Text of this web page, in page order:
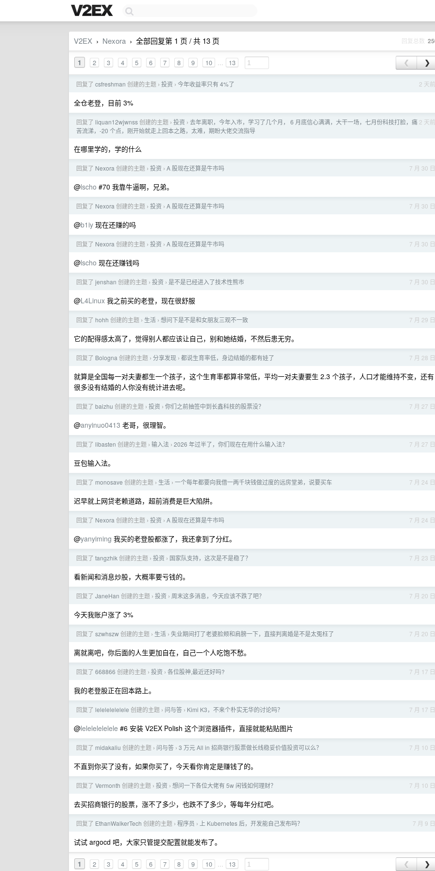
V2EX › Nexora › 全部回复第 1 页 / 共 13 页 回复总数
1 2 3 4 5 6 7 8 9 10 ... 13 ❮ ❯
2 天前
回复了 csfreshman 创建的主题 › 投资 › 今年收益率只有 4%了
全仓老登，目前 3%
2 天前
回复了 liquan12wjwnss创建的主题 › 投资 › 去年离职，今年入市，学习了几个月， 6 月底信心满满，大干一场，七月份科技打脸，痛
苦流涕，-20 个点，刚开始就走上回本之路，太难，期盼大佬交流指导
在哪里学的，学的什么
7 月 30 日
回复了 Nexora 创建的主题 › 投资 › A 股现在还算是牛市吗
@lscho #70 我靠牛逼啊，兄弟。
7 月 30 日
回复了 Nexora 创建的主题 › 投资 › A 股现在还算是牛市吗
@b1iy 现在还赚的吗
7 月 30 日
回复了 Nexora 创建的主题 › 投资 › A 股现在还算是牛市吗
@lscho 现在还赚钱吗
7 月 30 日
回复了 jenshan 创建的主题 › 投资 › 是不是已经进入了技术性熊市
@L4Linux 我之前买的老登，现在很舒服
7 月 29 日
回复了 hohh 创建的主题 › 生活 › 想问下是不是和女朋友三观不一致
它的配得感太高了，觉得别人都应该让自己，别和她结婚，不然后患无穷。
7 月 28 日
回复了 Bologna 创建的主题 › 分享发现 › 都说生育率低，身边结婚的都有娃了
就算是全国每一对夫妻都生一个孩子，这个生育率都算非常低，平均一对夫妻要生 2.3 个孩子，人口才能维持不变，还有
很多没有结婚的人你没有统计进去呢。
7 月 27 日
回复了 baizhu 创建的主题 › 投资 › 你们之前抽签中到长鑫科技的股票没？
@anyinuo0413 老哥，很理智。
7 月 27 日
回复了 libasten 创建的主题 › 输入法 › 2026 年过半了，你们现在在用什么输入法？
豆包输入法。
7 月 24 日
回复了 monosave 创建的主题 › 生活 › 一个每年都要向我借一两千块钱做过度的远房堂弟，说要买车
迟早就上网贷老赖道路，超前消费是巨大陷阱。
7 月 24 日
回复了 Nexora 创建的主题 › 投资 › A 股现在还算是牛市吗
@yanyiming 我买的老登股都涨了，我还拿到了分红。
7 月 23 日
回复了 tangzhik创建的主题 › 投资 › 国家队支持，这次是不是稳了？
看新闻和消息炒股，大概率要亏钱的。
7 月 20 日
回复了 JaneHan 创建的主题 › 投资 › 周末这多消息，今天应该不跌了吧？
今天我账户涨了 3%
7 月 20 日
回复了 szwhszw创建的主题 › 生活 › 失业期间打了老婆脸颊和肩膀一下，直接判离婚是不是太冤枉了
离就离吧，你后面的人生更加自在，自己一个人吃饱不愁。
7 月 17 日
回复了 668866 创建的主题 › 投资 › 各位股神,最近还好吗?
我的老登股正在回本路上。
7 月 17 日
回复了 lelelelelelele 创建的主题 › 问与答 › Kimi K3，不来个朴实无华的讨论吗？
@lelelelelelele #6 安装 V2EX Polish 这个浏览器插件，直接就能粘贴图片
7 月 10 日
回复了 midakaliu 创建的主题 › 问与答 › 3 万元 All in 招商银行股票做长线稳妥价值投资可以么？
不直到你买了没有，如果你买了，今天看你肯定是赚钱了的。
7 月 10 日
回复了 Vermonth 创建的主题 › 投资 › 想问一下各位大佬有 5w 闲钱如何理财？
去买招商银行的股票，涨不了多少，也跌不了多少，等每年分红吧。
7 月 9 日
回复了 EthanWalkerTech 创建的主题 › 程序员 › 上 Kubernetes 后，开发能自己发布吗？
试试 argocd 吧，大家只管提交配置就能发布了。
1 2 3 4 5 6 7 8 9 10 ... 13 ❮ ❯